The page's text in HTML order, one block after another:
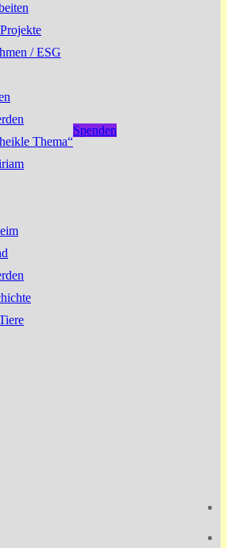
/ ESG
Thema“
Spenden